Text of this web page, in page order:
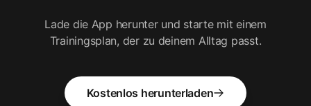
Lade die App herunter und starte mit einem
Trainingsplan, der zu deinem Alltag passt.
Kostenlos herunterladen